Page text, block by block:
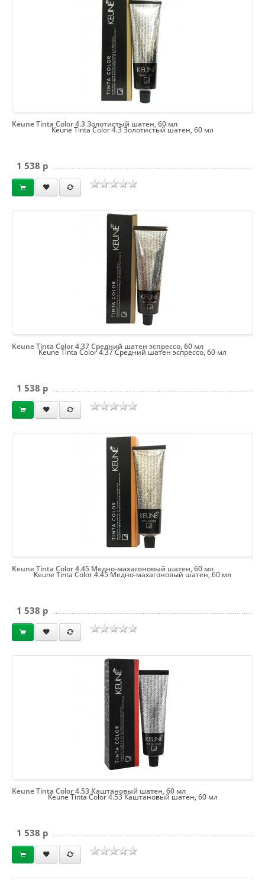
Keune Tinta Color 4.3 Золотистый шатен, 60 мл
Keune Tinta Color 4.3 Золотистый шатен, 60 мл
1 538 p
Keune Tinta Color 4.37 Средний шатен эспрессо, 60 мл
Keune Tinta Color 4.37 Средний шатен эспрессо, 60 мл
1 538 p
Keune Tinta Color 4.45 Медно-махагоновый шатен, 60 мл
Keune Tinta Color 4.45 Медно-махагоновый шатен, 60 мл
1 538 p
Keune Tinta Color 4.53 Каштановый шатен, 60 мл
Keune Tinta Color 4.53 Каштановый шатен, 60 мл
1 538 p